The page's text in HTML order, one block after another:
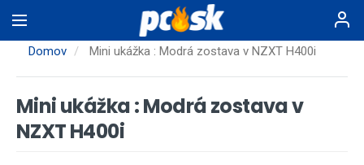
na
hlavnýDomov Mini ukážka : Modrá zostava v NZXT H400i
Mini ukážka : Modrá zostava v
NZXT H400i